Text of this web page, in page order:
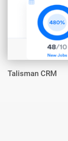
Talisman CRM